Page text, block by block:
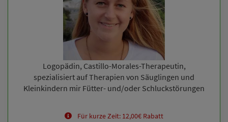
Logopädin, Castillo-Morales-Therapeutin,
spezialisiert auf Therapien von Säuglingen und
Kleinkindern mir Fütter- und/oder Schluckstörungen
Für kurze Zeit: 12,00€ Rabatt